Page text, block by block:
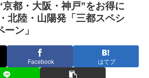
都・ 大阪 ・神戸”をお得に
北陸・山陽発「三都スペシ
ン」
Facebook はてブ